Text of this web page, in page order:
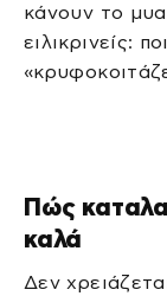
κάνουν το
ειλικρινείς:
Πώς
καλά
Δεν